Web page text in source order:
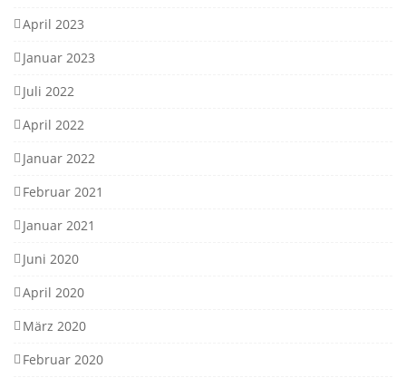
April 2023
Januar 2023
Juli 2022
April 2022
Januar 2022
Februar 2021
Januar 2021
Juni 2020
April 2020
März 2020
Februar 2020